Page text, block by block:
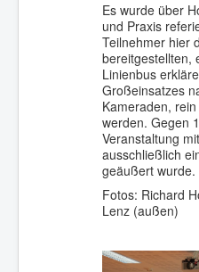
Es wurde über
und Praxis
Teilnehmer hier
bereitgestellten,
Linienbus
Großeinsatzes
Kameraden,
werden. Gegen
Veranstaltung
ausschließlich
geäußert wurde.
Fotos: Richard
Lenz (außen)